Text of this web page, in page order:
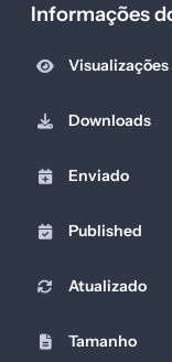
Informações
Visualizações
Downloads
Enviado
Published
Atualizado
Tamanho